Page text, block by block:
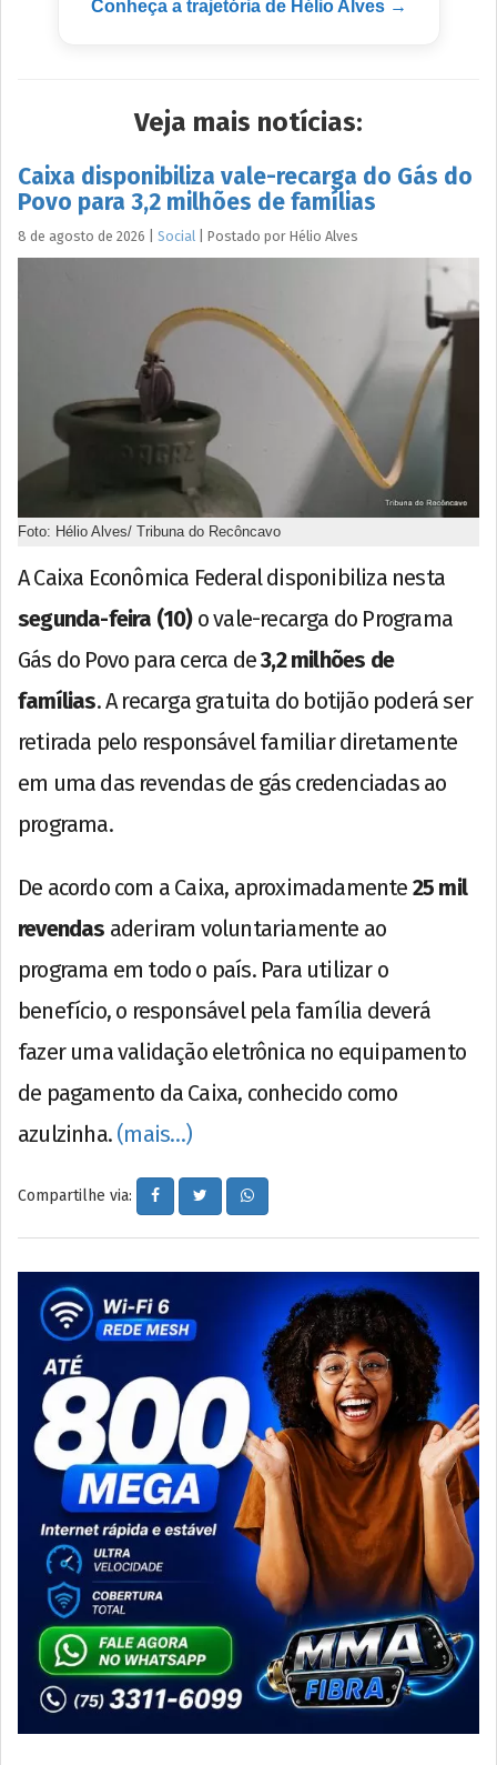
Conheça a trajetória de Hélio Alves →
Veja mais notícias:
Caixa disponibiliza vale-recarga do Gás do
Povo para 3,2 milhões de famílias
8 de agosto de 2026 Social Postado por Hélio Alves
Foto: Hélio Alves/ Tribuna do Recôncavo
A Caixa Econômica Federal disponibiliza nesta
segunda-feira (10)o vale-recarga do Programa
Gás do Povo para cerca de3,2 milhões de
famílias. A recarga gratuita do botijão poderá ser
retirada pelo responsável familiar diretamente
em uma das revendas de gás credenciadas ao
programa.
De acordo com a Caixa, aproximadamente 25 mil
revendas aderiram voluntariamente ao
programa em todo o país. Para utilizar o
benefício, o responsável pela família deverá
fazer uma validação eletrônica no equipamento
de pagamento da Caixa, conhecido como
azulzinha. (mais…)
Compartilhe via: